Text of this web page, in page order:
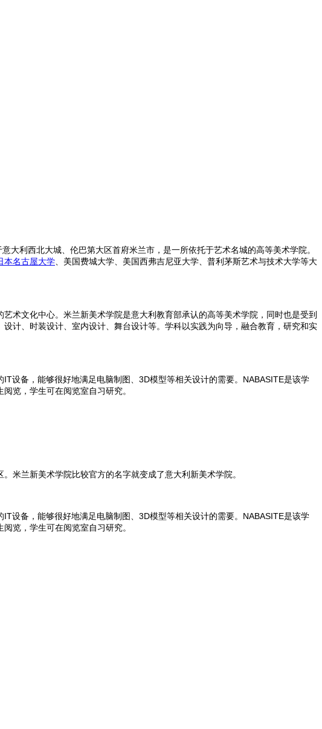
利西北大城、伦巴第大区首府米兰市，是一所依托于艺术名城的高等美术学院。
本名古屋大学 、美国费城大学、美国西弗吉尼亚大学、普利茅斯艺术与技术大学等大
术文化中心。米兰新美术学院是意大利教育部承认的高等美术学院，同时也是受到
计、时装设计、室内设计、舞台设计等。学科以实践为向导，融合教育，研究和实
设备，能够很好地满足电脑制图、3D模型等相关设计的需要。NABASITE是该学
览，学生可在阅览室自习研究。
米兰新美术学院比较官方的名字就变成了意大利新美术学院。
设备，能够很好地满足电脑制图、3D模型等相关设计的需要。NABASITE是该学
览，学生可在阅览室自习研究。